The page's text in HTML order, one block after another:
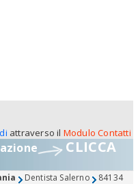
attraverso il Modulo Contatti
CLICCA
Dentista Salerno 84134